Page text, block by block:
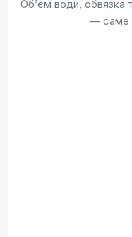
Обʼєм води, обвязка
— саме